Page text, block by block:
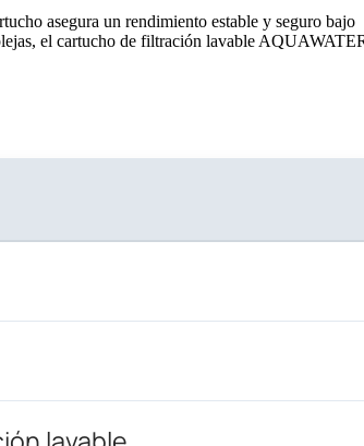
asegura un rendimiento estable y seguro bajo
el cartucho de filtración lavable